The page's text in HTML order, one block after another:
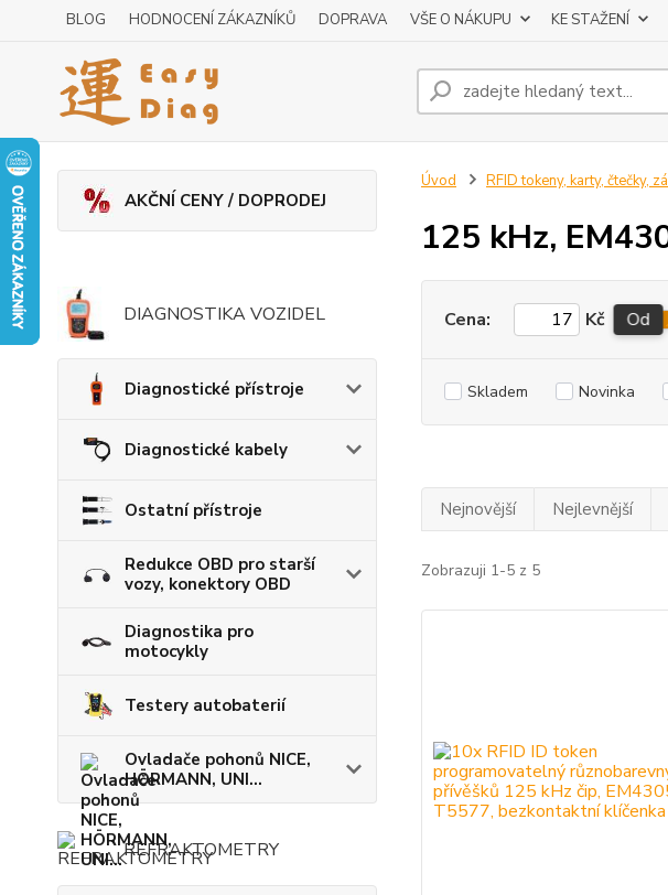
BLOG HODNOCENÍ ZÁKAZNÍKŮ DOPRAVA VŠE O NÁKUPU KE STAŽENÍ
AKČNÍ CENY / DOPRODEJ
DIAGNOSTIKA VOZIDEL
Diagnostické přístroje
Diagnostické kabely
Ostatní přístroje
Redukce OBD pro starší
vozy, konektory OBD
Diagnostika pro
motocykly
Testery autobaterií
Ovladače pohonů NICE,
HÖRMANN, UNI...
REFRAKTOMETRY
Úvod RFID tokeny, karty, čtečky,
125 kHz,
Cena: Kč Od
Skladem Novinka
Nejnovější Nejlevnější
Zobrazuji 1-5 z 5